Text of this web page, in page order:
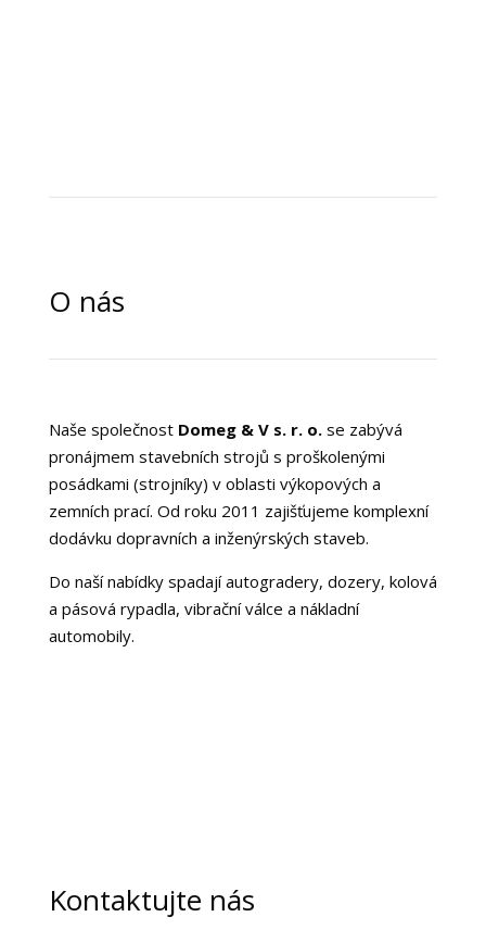
O nás
Naše společnost Domeg & V s. r. o.se zabývá
pronájmem stavebních strojů s proškolenými
posádkami (strojníky) v oblasti výkopových a
zemních prací. Od roku 2011 zajišťujeme komplexní
dodávku dopravních a inženýrských staveb.
Do naší nabídky spadají autogradery, dozery, kolová
a pásová rypadla, vibrační válce a nákladní
automobily.
Kontaktujte nás